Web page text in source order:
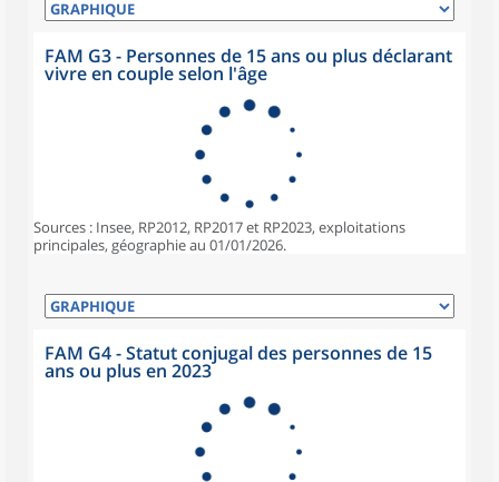
FAM G3 - Personnes de 15 ans ou plus déclarant
vivre en couple selon l'âge
Sources : Insee, RP2012, RP2017 et RP2023, exploitations
principales, géographie au 01/01/2026.
FAM G4 - Statut conjugal des personnes de 15
ans ou plus en 2023